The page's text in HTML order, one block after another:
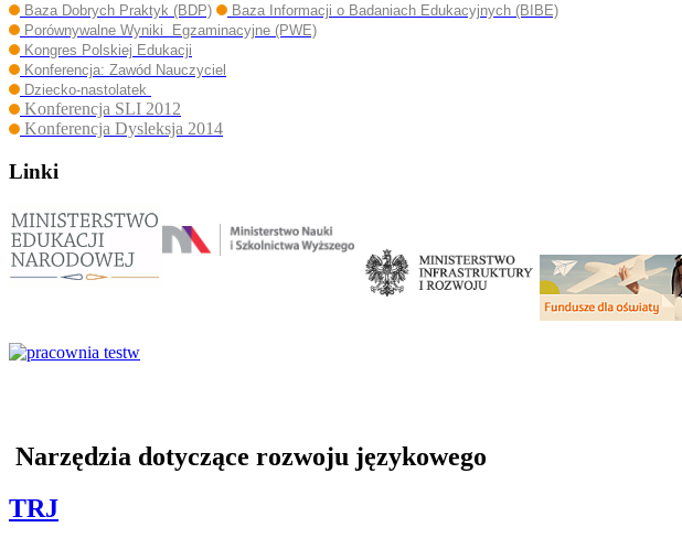
Baza Dobrych Praktyk (BDP)
Baza Informacji o Badaniach Edukacyjnych (BIBE)
Porównywalne Wyniki Egzaminacyjne (PWE)
Kongres Polskiej Edukacji
Konferencja: Zawód Nauczyciel
Dziecko-nastolatek
Konferencja SLI 2012
Konferencja Dysleksja 2014
Linki
Narzędzia dotyczące rozwoju językowego
TRJ